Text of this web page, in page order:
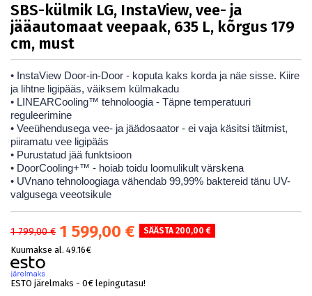
SBS-külmik LG, InstaView, vee- ja
jääautomaat veepaak, 635 L, kõrgus 179
cm, must
• InstaView Door-in-Door - koputa kaks korda ja näe sisse. Kiire
ja lihtne ligipääs, väiksem külmakadu
• LINEARCooling™ tehnoloogia - Täpne temperatuuri
reguleerimine
• Veeühendusega vee- ja jäädosaator - ei vaja käsitsi täitmist,
piiramatu vee ligipääs
• Purustatud jää funktsioon
• DoorCooling+™ - hoiab toidu loomulikult värskena
• UVnano tehnoloogiaga vähendab 99,99% baktereid tänu UV-
valgusega veeotsikule
1 799,00 € 1 599,00 € SÄÄSTA 200,00 €
Kuumakse al. 49.16€
ESTO järelmaks - 0€ lepingutasu!